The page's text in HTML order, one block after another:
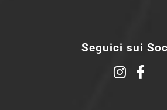
Seguici sui